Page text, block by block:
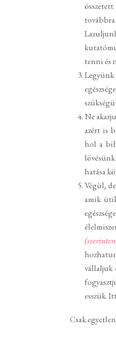
tenni és
Legyünk
Ne
azért is
hol a
hatása
Végül,
amik
vállaljuk
esszük.
Csak